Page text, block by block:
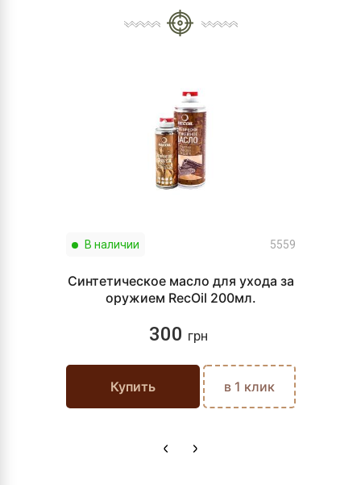
В наличии 5559
Синтетическое масло для ухода за
оружием RecOil 200мл.
300 грн
Купить в 1 клик